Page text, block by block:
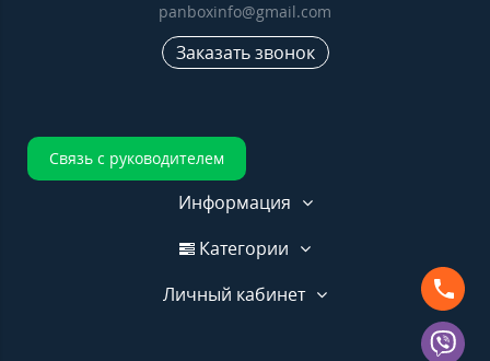
panboxinfo@gmail.com
Заказать звонок
Связь с руководителем
Информация
Категории
Личный кабинет